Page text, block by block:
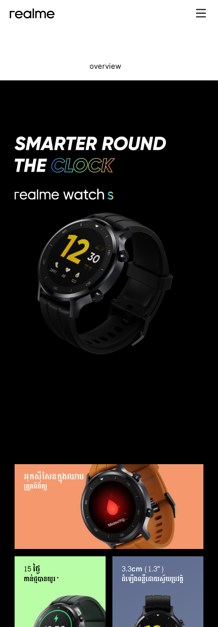
overview
feature
អុកស៊ីសែនក្នុងឈាម
ត្រួតពិនិត្យ
15 ថ្ងៃ
កាន់ថ្មបានយូរ*
3.3cm (1.3”)
ដំឡើងពន្លឺដោយស្វ័យប្រវត្តិ